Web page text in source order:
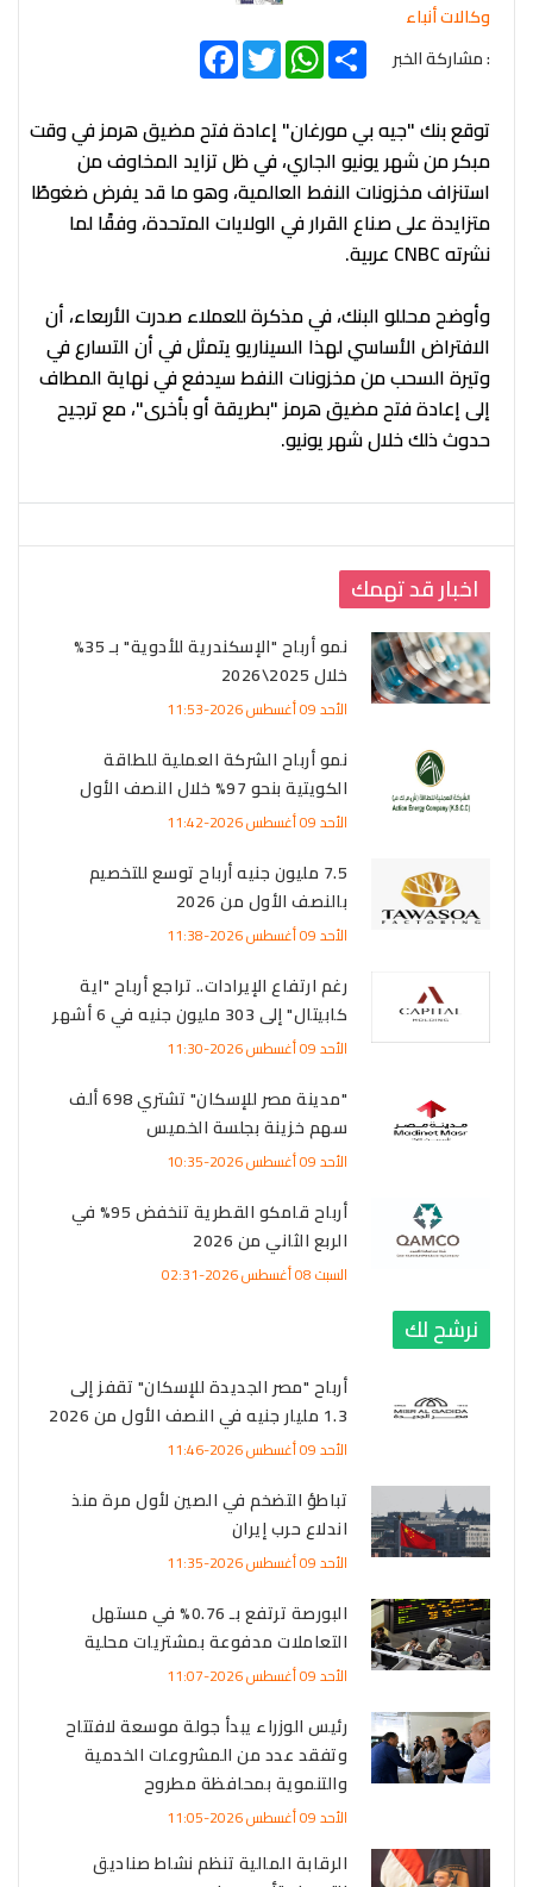
وكالات أنباء
: مشاركة الخبر
FacebookTwitter
WhatsAppShare
توقع بنك "جيه بي مورغان" إعادة فتح مضيق هرمز في وقت
مبكر من شهر يونيو الجاري، في ظل تزايد المخاوف من
استنزاف مخزونات النفط العالمية، وهو ما قد يفرض ضغوطًا
متزايدة على صناع القرار في الولايات المتحدة، وفقًا لما
نشرته CNBC عربية.
وأوضح محللو البنك، في مذكرة للعملاء صدرت الأربعاء، أن
الافتراض الأساسي لهذا السيناريو يتمثل في أن التسارع في
وتيرة السحب من مخزونات النفط سيدفع في نهاية المطاف
إلى إعادة فتح مضيق هرمز "بطريقة أو بأخرى"، مع ترجيح
حدوث ذلك خلال شهر يونيو.
اخبار قد تهمك
نمو أرباح "الإسكندرية للأدوية" بـ 35%
خلال 2025\2026
الأحد 09 أغسطس 2026-11:53
نمو أرباح الشركة العملية للطاقة
الكويتية بنحو 97% خلال النصف الأول
الأحد 09 أغسطس 2026-11:42
7.5 مليون جنيه أرباح توسع للتخصيم
بالنصف الأول من 2026
الأحد 09 أغسطس 2026-11:38
رغم ارتفاع الإيرادات.. تراجع أرباح "اية
كابيتال" إلى 303 مليون جنيه في 6 أشهر
الأحد 09 أغسطس 2026-11:30
"مدينة مصر للإسكان" تشتري 698 ألف
سهم خزينة بجلسة الخميس
الأحد 09 أغسطس 2026-10:35
أرباح قامكو القطرية تنخفض 95% في
الربع الثاني من 2026
السبت 08 أغسطس 2026-02:31
نرشح لك
أرباح "مصر الجديدة للإسكان" تقفز إلى
1.3 مليار جنيه في النصف الأول من 2026
الأحد 09 أغسطس 2026-11:46
تباطؤ التضخم في الصين لأول مرة منذ
اندلاع حرب إيران
الأحد 09 أغسطس 2026-11:35
البورصة ترتفع بـ 0.76% في مستهل
التعاملات مدفوعة بمشتريات محلية
الأحد 09 أغسطس 2026-11:07
رئيس الوزراء يبدأ جولة موسعة لافتتاح
وتفقد عدد من المشروعات الخدمية
والتنموية بمحافظة مطروح
الأحد 09 أغسطس 2026-11:05
الرقابة المالية تنظم نشاط صناديق